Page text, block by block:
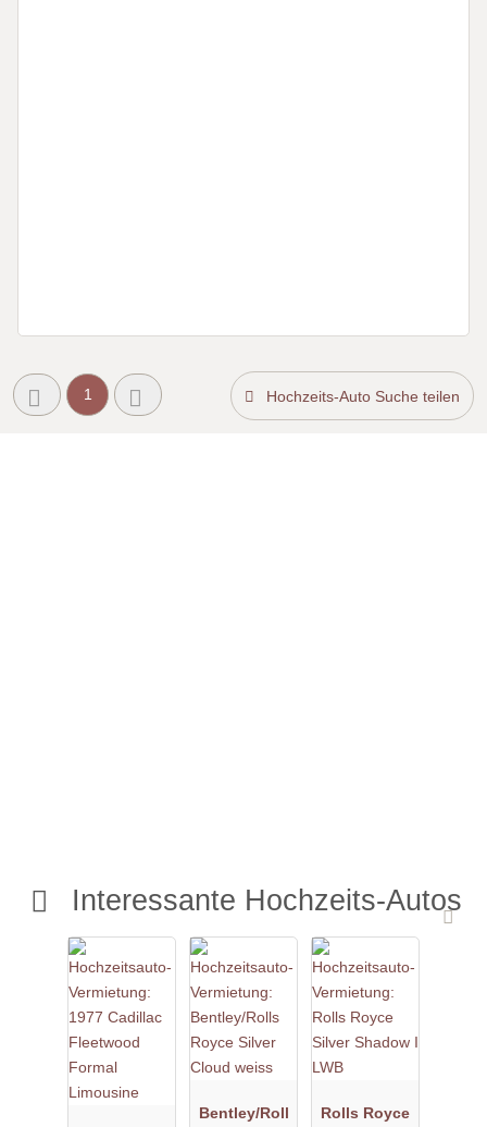
1 Hochzeits-Auto Suche teilen
Interessante Hochzeits-Autos
Bentley/Roll
Rolls Royce